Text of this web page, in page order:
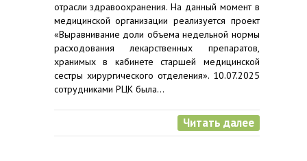
отрасли здравоохранения. На данный момент в
медицинской организации реализуется проект
«Выравнивание доли объема недельной нормы
расходования лекарственных препаратов,
хранимых в кабинете старшей медицинской
сестры хирургического отделения». 10.07.2025
сотрудниками РЦК была…
Читать далее